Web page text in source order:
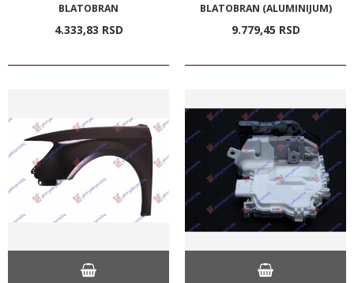
BLATOBRAN
4.333,83 RSD
BLATOBRAN (ALUMINIJUM)
9.779,45 RSD